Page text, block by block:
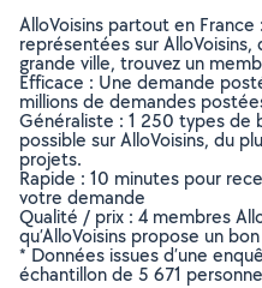
AlloVoisins partout en
représentées sur
grande ville, trouvez un
Efficace : Une demande
millions de demandes
Généraliste : 1 250 types
possible sur AlloVoisins, du
projets.
Rapide : 10 minutes pour
votre demande
Qualité / prix : 4 membres
qu’AlloVoisins propose un
* Données issues d’une
échantillon de 5 671